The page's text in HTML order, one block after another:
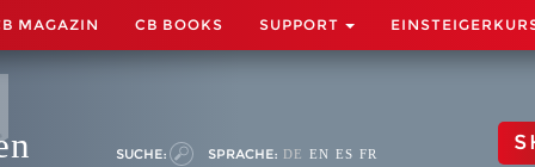
MAGAZIN CB BOOKS SUPPORT
SUCHE: SPRACHE: DE EN ES FR